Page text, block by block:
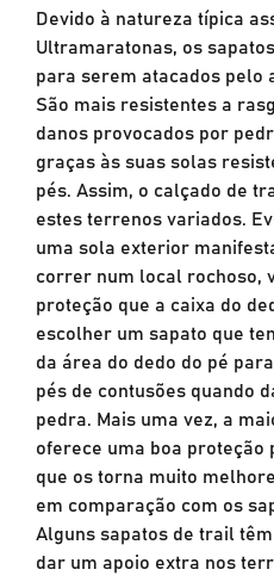
Devido à natureza típica
Ultramaratonas, os
para serem atacados pelo
São mais resistentes a
danos provocados por
graças às suas solas
pés. Assim, o calçado de
estes terrenos variados.
uma sola exterior
correr num local rochoso,
proteção que a caixa do
escolher um sapato que
da área do dedo do pé
pés de contusões quando
pedra. Mais uma vez, a
oferece uma boa proteção
que os torna muito
em comparação com os
Alguns sapatos de trail
dar um apoio extra nos